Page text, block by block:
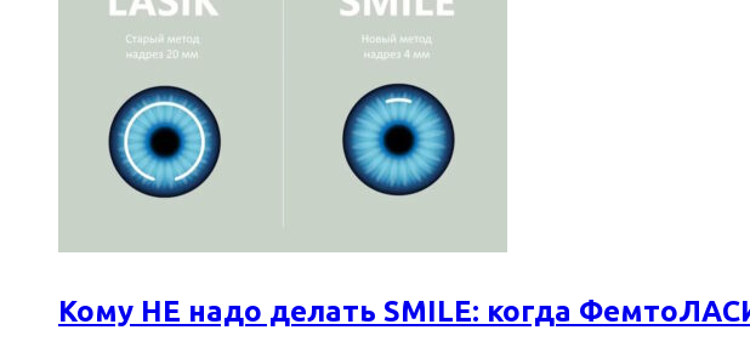
Кому НЕ надо делать SMILE: когда